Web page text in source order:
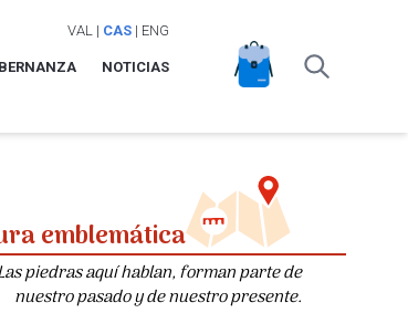
VAL | CAS| ENG
NOTICIAS
emblemática
piedras aquí hablan, forman parte de
nuestro pasado y de nuestro presente.